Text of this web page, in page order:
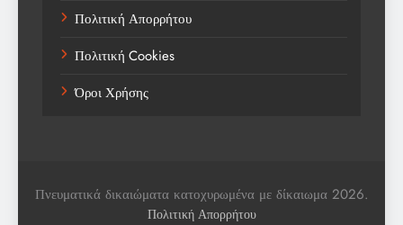
Αγορά Εργασίας
Αγροτικά Νέα
Αεροπορία
Πολιτική Απορρήτου
Πολιτική Cookies
Όροι Χρήσης
Πνευματικά δικαιώματα κατοχυρωμένα με δίκαιωμα 2026.
Πολιτική Απορρήτου